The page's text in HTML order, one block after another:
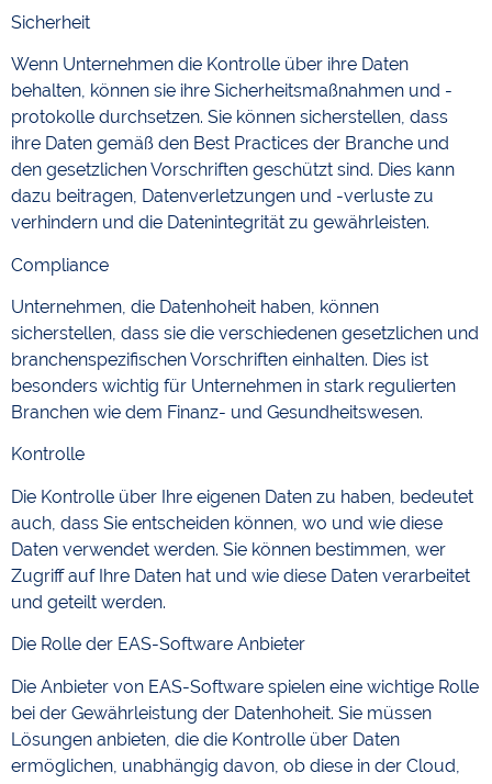
Sicherheit
Wenn Unternehmen die Kontrolle über ihre Daten
behalten, können sie ihre Sicherheitsmaßnahmen und -
protokolle durchsetzen. Sie können sicherstellen, dass
ihre Daten gemäß den Best Practices der Branche und
den gesetzlichen Vorschriften geschützt sind. Dies kann
dazu beitragen, Datenverletzungen und -verluste zu
verhindern und die Datenintegrität zu gewährleisten.
Compliance
Unternehmen, die Datenhoheit haben, können
sicherstellen, dass sie die verschiedenen gesetzlichen und
branchenspezifischen Vorschriften einhalten. Dies ist
besonders wichtig für Unternehmen in stark regulierten
Branchen wie dem Finanz- und Gesundheitswesen.
Kontrolle
Die Kontrolle über Ihre eigenen Daten zu haben, bedeutet
auch, dass Sie entscheiden können, wo und wie diese
Daten verwendet werden. Sie können bestimmen, wer
Zugriff auf Ihre Daten hat und wie diese Daten verarbeitet
und geteilt werden.
Die Rolle der EAS-Software Anbieter
Die Anbieter von EAS-Software spielen eine wichtige Rolle
bei der Gewährleistung der Datenhoheit. Sie müssen
Lösungen anbieten, die die Kontrolle über Daten
ermöglichen, unabhängig davon, ob diese in der Cloud,